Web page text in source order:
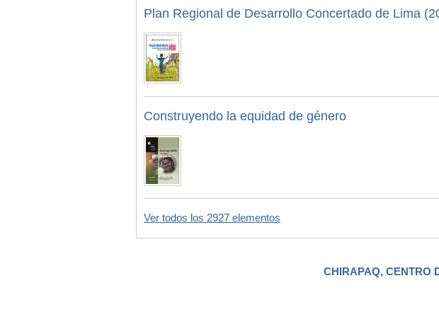
Plan Regional de Desarrollo Concertado de Lima
Construyendo la equidad de género
Ver todos los 2927 elementos
CHIRAPAQ, CENTRO